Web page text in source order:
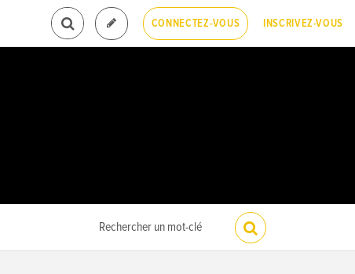
CONNECTEZ-VOUS INSCRIVEZ-VOUS